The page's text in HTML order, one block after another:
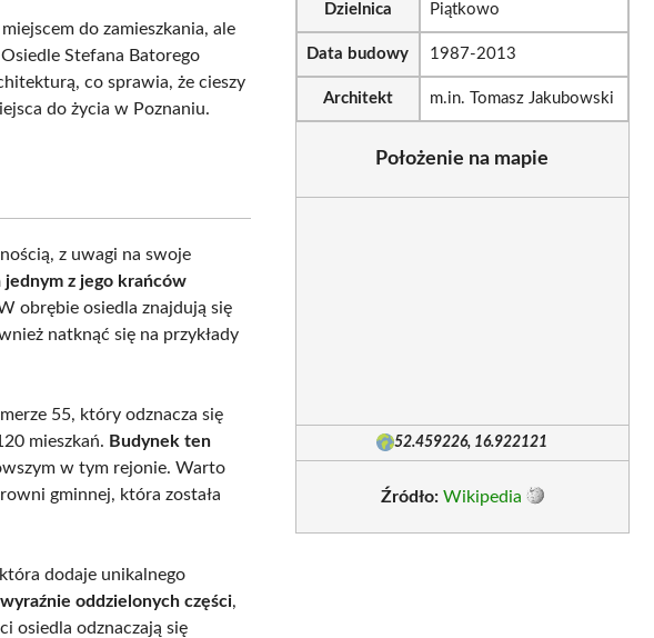
do zamieszkania, ale
Stefana Batorego
co sprawia, że cieszy
do życia w Poznaniu.
z uwagi na swoje
jednym z jego krańców
obrębie osiedla znajdują się
natknąć się na przykłady
55, który odznacza się
mieszkań. Budynek ten
w tym rejonie. Warto
gminnej, która została
dodaje unikalnego
oddzielonych części,
osiedla odznaczają się
Dzielnica Piątkowo
Data budowy 1987-2013
Architekt m.in. Tomasz Jakubowski
Położenie na mapie
52.459226, 16.922121
Źródło: Wikipedia